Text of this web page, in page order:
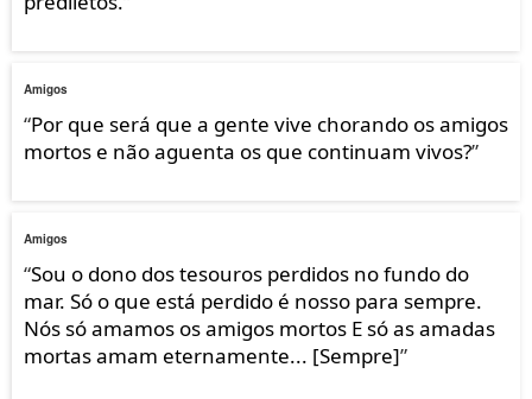
Amigos
“Por que será que a gente vive chorando os amigos
mortos e não aguenta os que continuam vivos?”
Amigos
“Sou o dono dos tesouros perdidos no fundo do
mar. Só o que está perdido é nosso para sempre.
Nós só amamos os amigos mortos E só as amadas
mortas amam eternamente... [Sempre]”